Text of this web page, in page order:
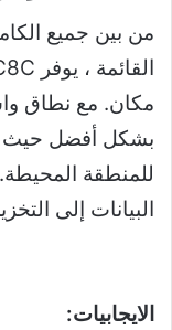
من بين جميع
القائمة ، يوفر
مكان. مع نطاق
بشكل أفضل حيث
للمنطقة
البيانات إلى
الايجابيات: